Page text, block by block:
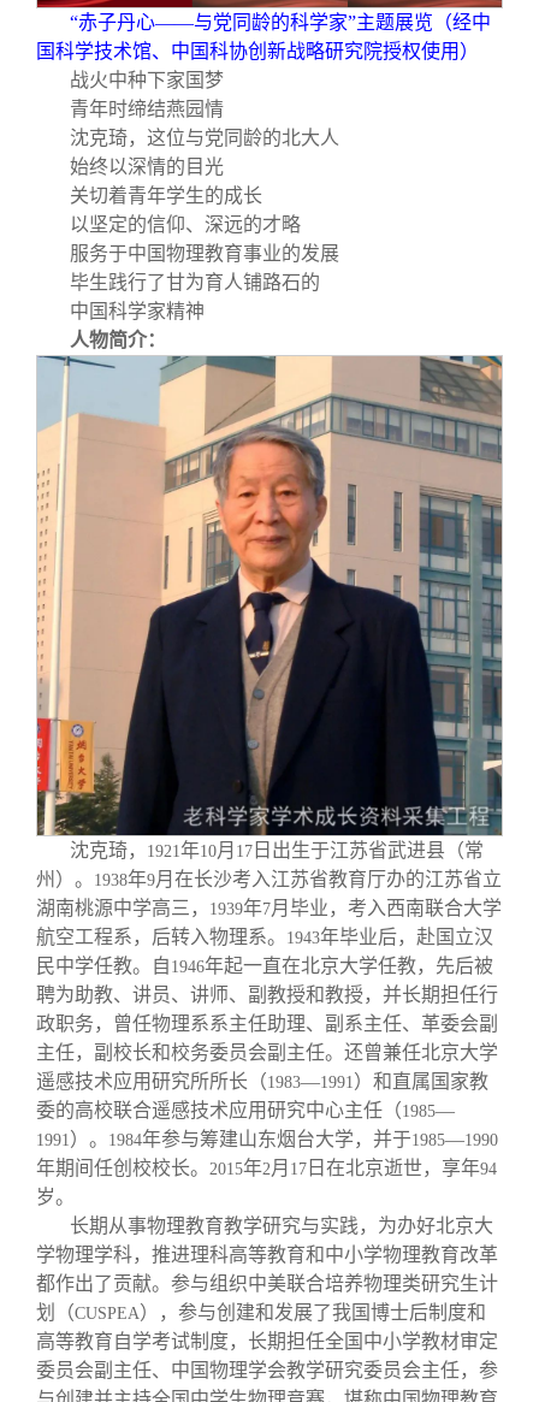
“赤子丹心——与党同龄的科学家”主题展览（经中
国科学技术馆、中国科协创新战略研究院授权使用）
战火中种下家国梦
青年时缔结燕园情
沈克琦，这位与党同龄的北大人
始终以深情的目光
关切着青年学生的成长
以坚定的信仰、深远的才略
服务于中国物理教育事业的发展
毕生践行了甘为育人铺路石的
中国科学家精神
人物简介：
沈克琦， 1921年10月 17 日出生于江苏省武进县（常
州）。
1938年9月在长沙考入江苏省教育厅办的江苏省立
湖南桃源中学高三，
1939年7月毕业，考入西南联合大学
航空工程系，后转入物理系。
1943年毕业后，赴国立汉
民中学任教。自 1946年起一直在北京大学任教，先后被
聘为助教、讲员、讲师、副教授和教授，并长期担任行
政职务，曾任物理系系主任助理、副系主任、革委会副
主任，副校长和校务委员会副主任。还曾兼任北京大学
遥感技术应用研究所所长（1983—1991）和直属国家教
委的高校联合遥感技术应用研究中心主任（1985—
1991）。 1984年参与筹建山东烟台大学，并于1985—1990
年期间任创校校长。 2015年2月 17 日在北京逝世，享年94
岁。
长期从事物理教育教学研究与实践，为办好北京大
学物理学科，推进理科高等教育和中小学物理教育改革
都作出了贡献。参与组织中美联合培养物理类研究生计
划（CUSPEA），参与创建和发展了我国博士后制度和
高等教育自学考试制度，长期担任全国中小学教材审定
委员会副主任、中国物理学会教学研究委员会主任，参